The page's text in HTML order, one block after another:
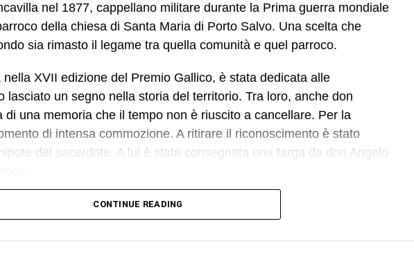
nel 1877, cappellano militare durante la Prima guerra mondiale
della chiesa di Santa Maria di Porto Salvo. Una scelta che
sia rimasto il legame tra quella comunità e quel parroco.
XVII edizione del Premio Gallico, è stata dedicata alle
lasciato un segno nella storia del territorio. Tra loro, anche don
di una memoria che il tempo non è riuscito a cancellare. Per la
di intensa commozione. A ritirare il riconoscimento è stato
del sacerdote. A lui è stata consegnata una targa da don Angelo
presenti tutti – racconta aBiancavilla Oggi
emozionati tantissimo. Io ho perfino pianto. Ma la cosa che ci ha
riservata a Mario. Ha incontrato persone che ricordavano
CONTINUE READING